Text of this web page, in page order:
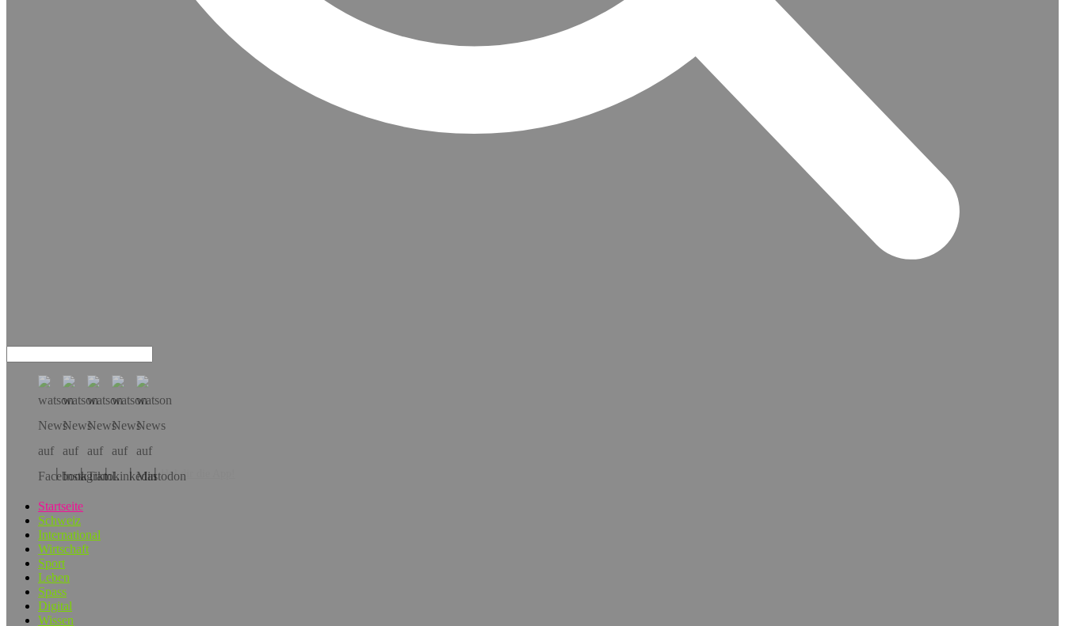
Hol dir die App!
Startseite
Schweiz
International
Wirtschaft
Sport
Leben
Spass
Digital
Wissen